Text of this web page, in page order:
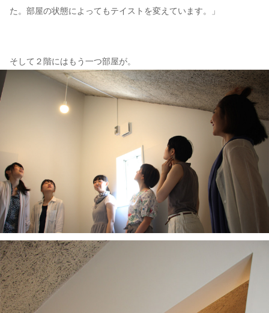
た。部屋の状態によってもテイストを変えています。」
そして２階にはもう一つ部屋が。